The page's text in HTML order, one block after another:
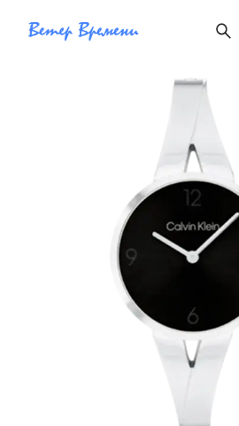
Авторизация
Каталог
Мужские часы